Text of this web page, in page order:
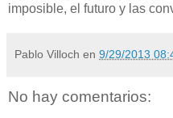
imposible, el futuro y las
Pablo Villoch en 9/29/2013
No hay comentarios: